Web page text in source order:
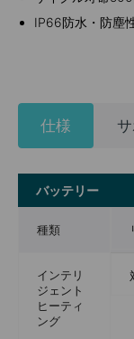
IP66防水・防塵
仕様
バッテリー
種類
インテリ
ジェント
ヒーティ
ング